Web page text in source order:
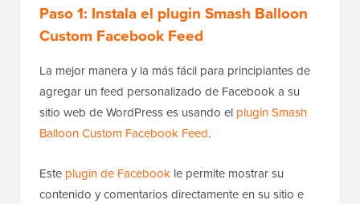
Paso 1: Instala el plugin Smash Balloon
Custom Facebook Feed
La mejor manera y la más fácil para principiantes de
agregar un feed personalizado de Facebook a su
sitio web de WordPress es usando el plugin Smash
Balloon Custom Facebook Feed.
Este plugin de Facebook le permite mostrar su
contenido y comentarios directamente en su sitio e